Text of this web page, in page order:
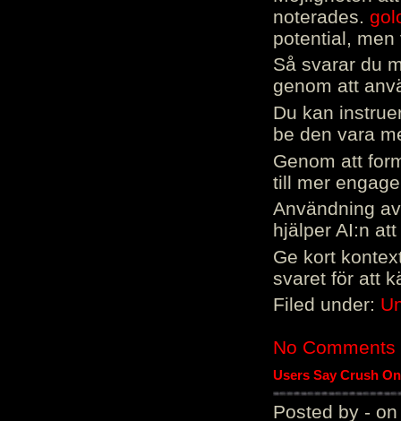
noterades.
potential, men
Så svarar du
genom att
Du kan
be den vara
Genom att
till mer
Användning
hjälper AI:n
Ge kort
svaret för att
Filed under:
No Comments
Users Say Crush
Posted by - on